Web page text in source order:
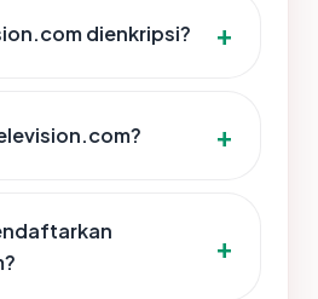
dienkripsi?